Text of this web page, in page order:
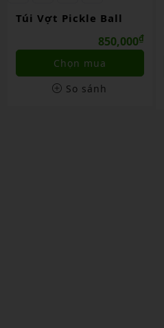
Túi Vợt Pickle Ball
850,000₫
Chọn mua
So sánh